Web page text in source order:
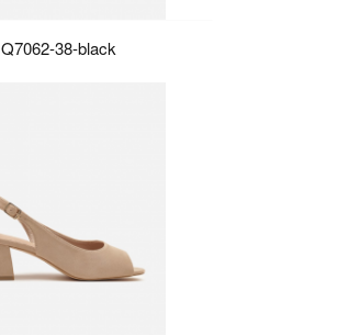
Q7062-38-black